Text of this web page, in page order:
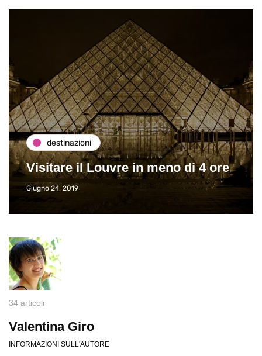
destinazioni
Visitare il Louvre in meno di 4 ore
Giugno 24, 2019
34 articoli
Valentina Giro
INFORMAZIONI SULL'AUTORE